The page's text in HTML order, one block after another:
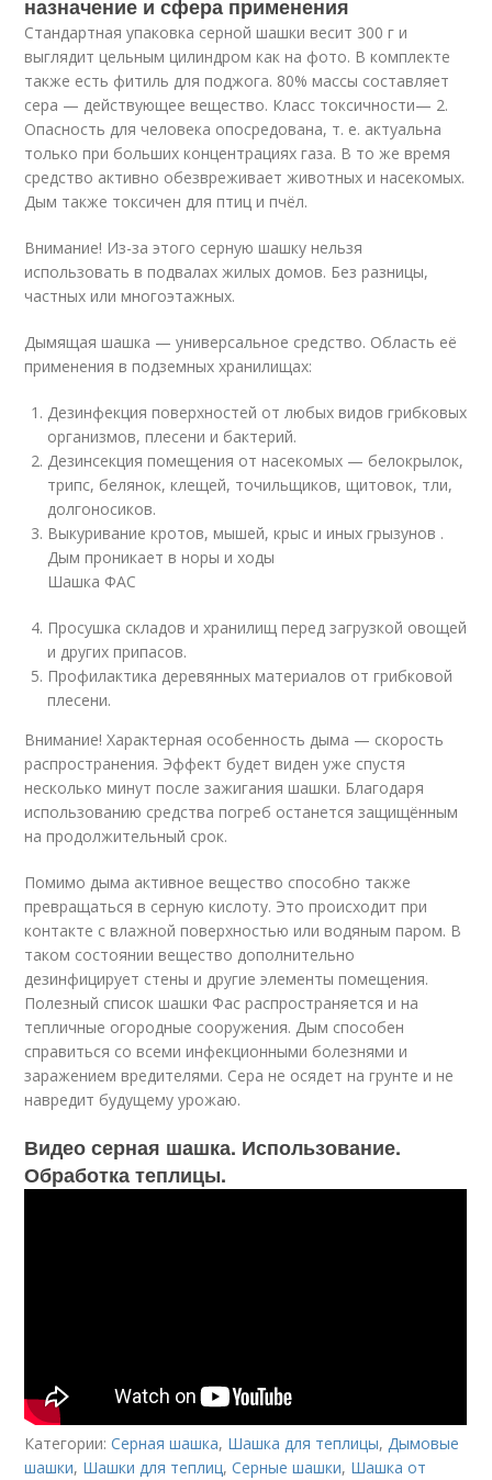
назначение и сфера применения
Стандартная упаковка серной шашки весит 300 г и
выглядит цельным цилиндром как на фото. В комплекте
также есть фитиль для поджога. 80% массы составляет
сера — действующее вещество. Класс токсичности— 2.
Опасность для человека опосредована, т. е. актуальна
только при больших концентрациях газа. В то же время
средство активно обезвреживает животных и насекомых.
Дым также токсичен для птиц и пчёл.
Внимание! Из-за этого серную шашку нельзя
использовать в подвалах жилых домов. Без разницы,
частных или многоэтажных.
Дымящая шашка — универсальное средство. Область её
применения в подземных хранилищах:
Дезинфекция поверхностей от любых видов грибковых
организмов, плесени и бактерий.
Дезинсекция помещения от насекомых — белокрылок,
трипс, белянок, клещей, точильщиков, щитовок, тли,
долгоносиков.
Выкуривание кротов, мышей, крыс и иных грызунов .
Дым проникает в норы и ходы
Шашка ФАС
Просушка складов и хранилищ перед загрузкой овощей
и других припасов.
Профилактика деревянных материалов от грибковой
плесени.
Внимание! Характерная особенность дыма — скорость
распространения. Эффект будет виден уже спустя
несколько минут после зажигания шашки. Благодаря
использованию средства погреб останется защищённым
на продолжительный срок.
Помимо дыма активное вещество способно также
превращаться в серную кислоту. Это происходит при
контакте с влажной поверхностью или водяным паром. В
таком состоянии вещество дополнительно
дезинфицирует стены и другие элементы помещения.
Полезный список шашки Фас распространяется и на
тепличные огородные сооружения. Дым способен
справиться со всеми инфекционными болезнями и
заражением вредителями. Сера не осядет на грунте и не
навредит будущему урожаю.
Видео серная шашка. Использование.
Обработка теплицы.
Категории:Серная шашка, Шашка для теплицы,Дымовые
шашки, Шашки для теплиц,Серные шашки, Шашка от